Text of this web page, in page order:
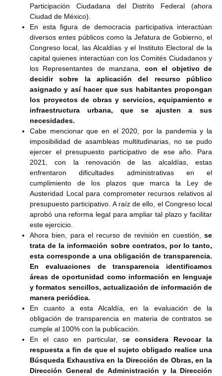
Participación Ciudadana del Distrito Federal (ahora
Ciudad de México).
En esta figura de democracia participativa interactúan
diversos entes públicos como la Jefatura de Gobierno, el
Congreso local, las Alcaldías y el Instituto Electoral de la
capital quienes interactúan con los Comités Ciudadanos y
los Representantes de manzana, con el objetivo de
decidir sobre la aplicación del recurso público
asignado y así hacer que sus habitantes propongan
los proyectos de obras y servicios, equipamiento e
infraestructura urbana, que se ajusten a sus
necesidades.
Cabe mencionar que en el 2020, por la pandemia y la
imposibilidad de asambleas multitudinarias, no se pudo
ejercer el presupuesto participativo de ese año. Para
2021, con la renovación de las alcaldías, estas
enfrentaron dificultades administrativas en el
cumplimiento de los plazos que marca la Ley de
Austeridad Local para comprometer recursos relativos al
presupuesto participativo. A raíz de ello, el Congreso local
aprobó una reforma legal para ampliar tal plazo y facilitar
este ejercicio.
Ahora bien, para el recurso de revisión en cuestión, se
trata de la información sobre contratos, por lo tanto,
esta corresponde a una obligación de transparencia.
En evaluaciones de transparencia identificamos
áreas de oportunidad como información en lenguaje
y formatos sencillos, actualización de información de
manera periódica.
En cuanto a esta Alcaldía, en la evaluación de la
obligación de transparencia en materia de contratos se
cumple al 100% con la publicación.
En el caso en particular, se considera Revocar la
respuesta a fin de que el sujeto obligado realice una
Búsqueda Exhaustiva en la Dirección de Obras, en la
Dirección General de Administración y la Dirección